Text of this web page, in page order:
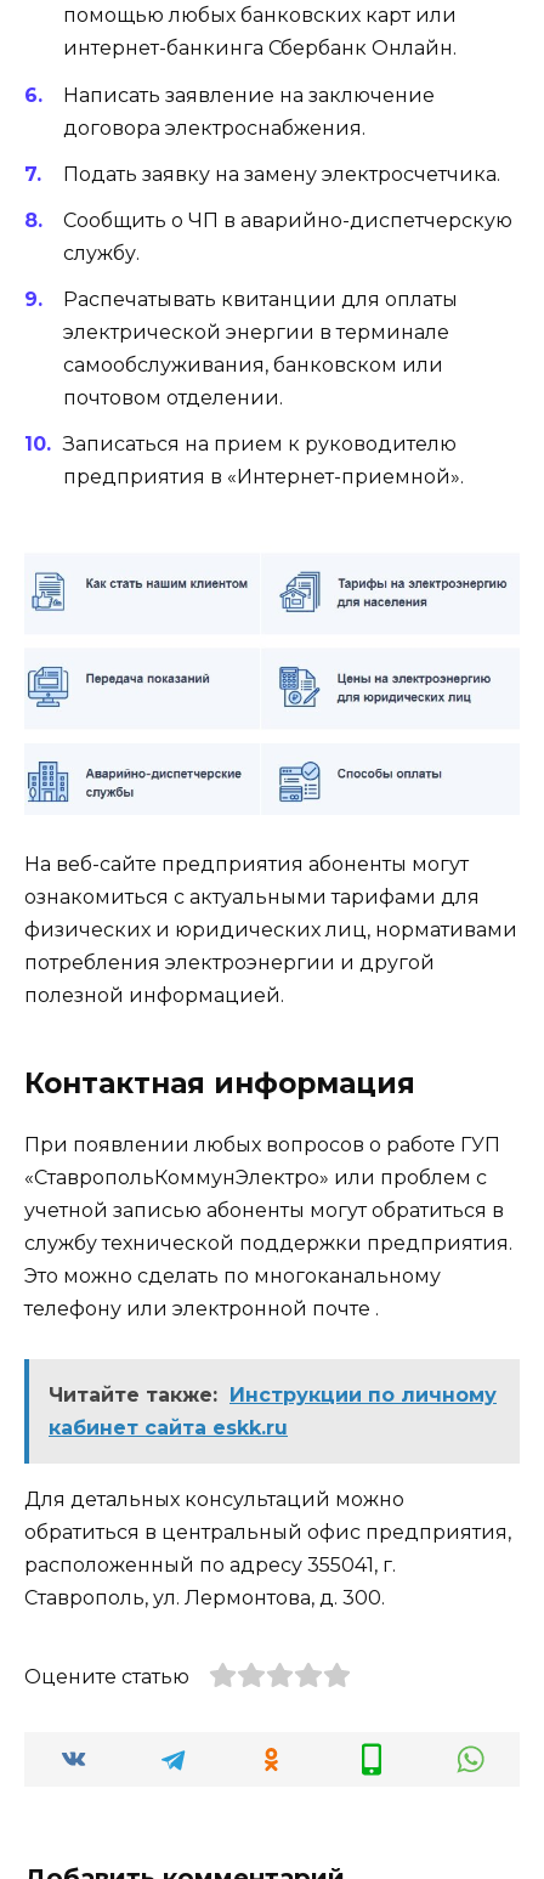
помощью любых банковских карт или
интернет-банкинга Сбербанк Онлайн.
Написать заявление на заключение
договора электроснабжения.
Подать заявку на замену электросчетчика.
Сообщить о ЧП в аварийно-диспетчерскую
службу.
Распечатывать квитанции для оплаты
электрической энергии в терминале
самообслуживания, банковском или
почтовом отделении.
Записаться на прием к руководителю
предприятия в «Интернет-приемной».
На веб-сайте предприятия абоненты могут
ознакомиться с актуальными тарифами для
физических и юридических лиц, нормативами
потребления электроэнергии и другой
полезной информацией.
Контактная информация
При появлении любых вопросов о работе ГУП
«СтавропольКоммунЭлектро» или проблем с
учетной записью абоненты могут обратиться в
службу технической поддержки предприятия.
Это можно сделать по многоканальному
телефону или электронной почте .
Читайте также: Инструкции по личному
кабинет сайта eskk.ru
Для детальных консультаций можно
обратиться в центральный офис предприятия,
расположенный по адресу 355041, г.
Ставрополь, ул. Лермонтова, д. 300.
Оцените статью